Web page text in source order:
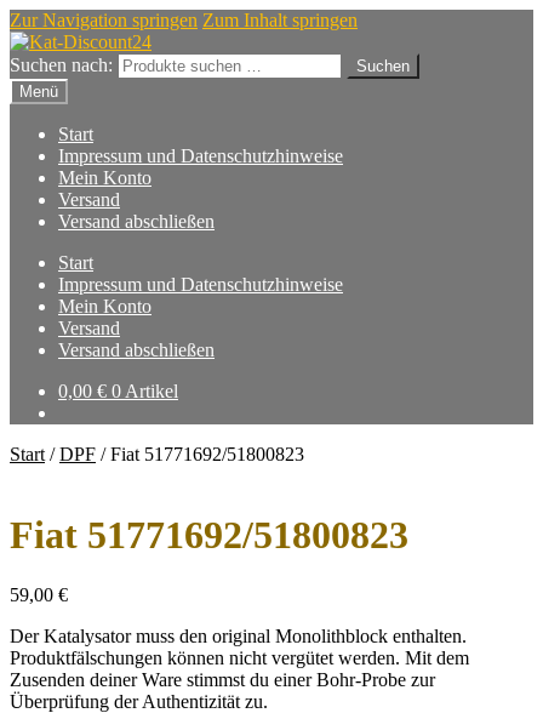
Zur Navigation springen Zum Inhalt springen
Suchen nach:
Suchen
Menü
Start
Impressum und Datenschutzhinweise
Mein Konto
Versand
Versand abschließen
Start
Impressum und Datenschutzhinweise
Mein Konto
Versand
Versand abschließen
0,00 € 0 Artikel
Start /DPF /Fiat 51771692/51800823
Fiat 51771692/51800823
59,00 €
Der Katalysator muss den original Monolithblock enthalten.
Produktfälschungen können nicht vergütet werden. Mit dem
Zusenden deiner Ware stimmst du einer Bohr-Probe zur
Überprüfung der Authentizität zu.